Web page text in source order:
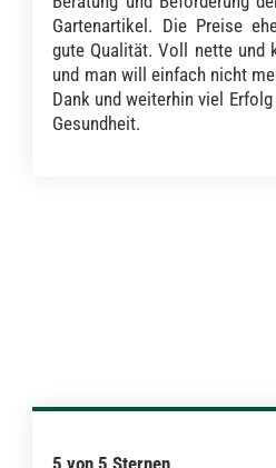
Gartenartikel. Die Preise
gute Qualität. Voll nette und
und man will einfach nicht
Dank und weiterhin viel
Gesundheit.